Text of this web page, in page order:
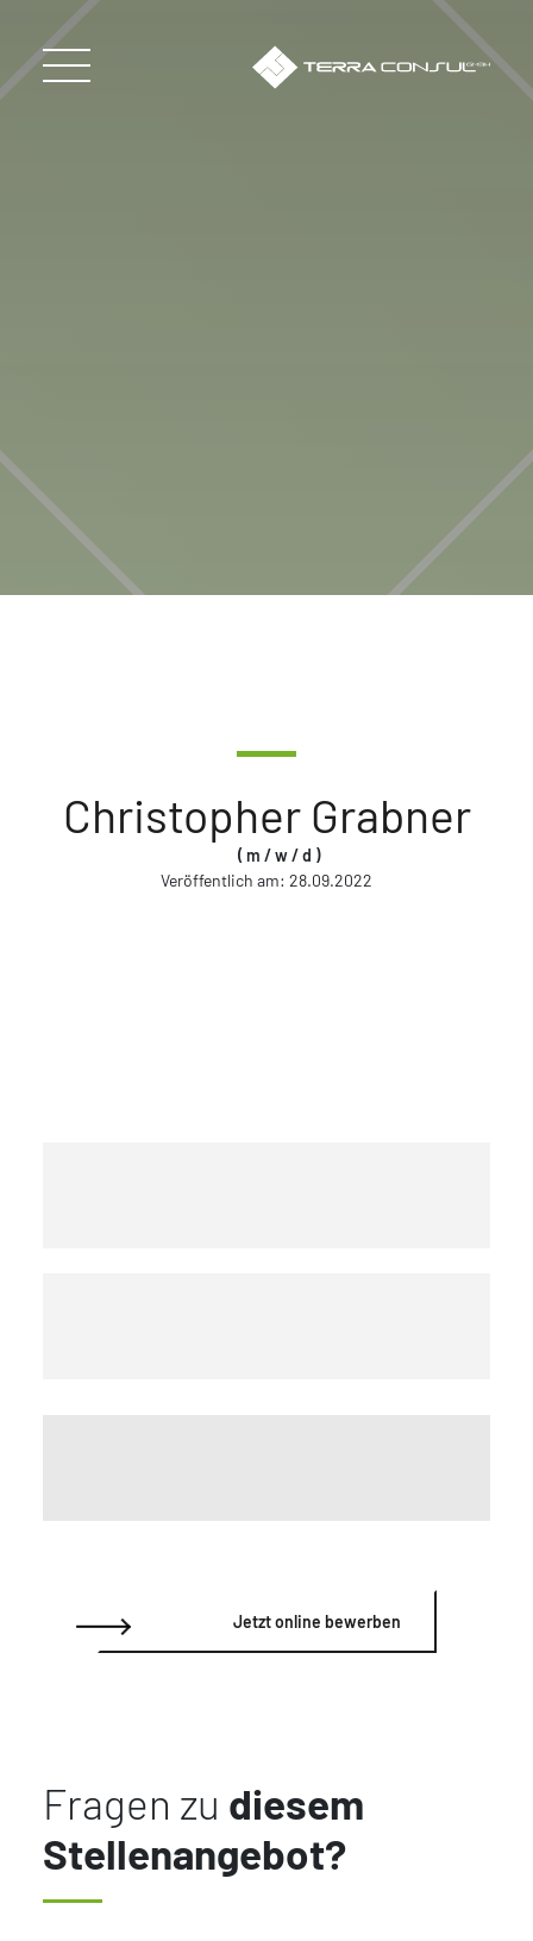
Christopher Grabner
( m / w / d )
Veröffentlich am: 28.09.2022
Jetzt online bewerben
Fragen zu diesem
Stellenangebot?